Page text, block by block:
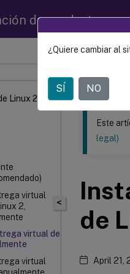
de productos
Linux 2207
virtual
2,
virtual de
virtual
Este
<
Este
legal)
de
April 21,
¿Quiere cambiar al
SÍ NO